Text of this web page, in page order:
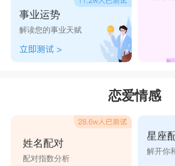
事业运势
解读您的事业天赋
恋爱情感
姓名配对
配对指数分析
星座
解开你